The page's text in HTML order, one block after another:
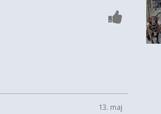
13. maj